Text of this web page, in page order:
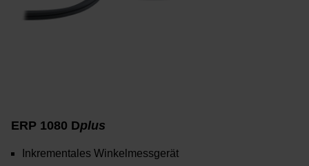
ERP 1080 Dplus
Inkrementales Winkelmessgerät